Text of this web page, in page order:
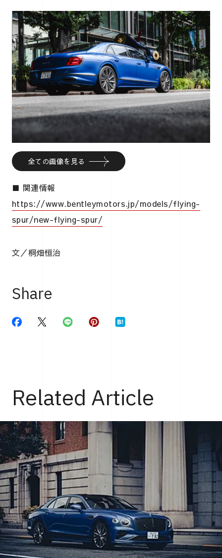
全ての画像を見る
■ 関連情報
https://www.bentleymotors.jp/models/flying-
spur/new-flying-spur/
文／桐畑恒治
Share
Related Article